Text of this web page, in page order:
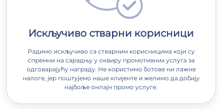
Искључиво стварни корисници
Радимо искључиво са стварним корисницима који су
спремни на сарадњу у оквиру промотивних услуга за
одговарајућу награду. Не користимо ботове ни лажне
налоге, јер поштујемо наше клијенте и желимо да добију
најбоље онлајн промо услуге.